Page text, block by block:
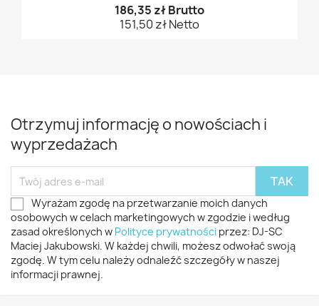
186,35 zł Brutto
151,50 zł Netto
Otrzymuj informację o nowościach i
wyprzedażach
Wyrażam zgodę na przetwarzanie moich danych
osobowych w celach marketingowych w zgodzie i według
zasad określonych w Polityce prywatności przez: DJ-SC
Maciej Jakubowski. W każdej chwili, możesz odwołać swoją
zgodę. W tym celu należy odnaleźć szczegóły w naszej
informacji prawnej.